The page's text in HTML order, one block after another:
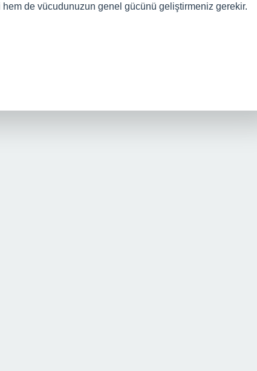
de vücudunuzun genel gücünü geliştirmeniz gerekir.